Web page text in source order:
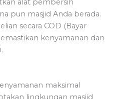
alat pembersih
pun masjid Anda berada.
secara COD (Bayar
kenyamanan dan
maksimal
lingkungan masjid